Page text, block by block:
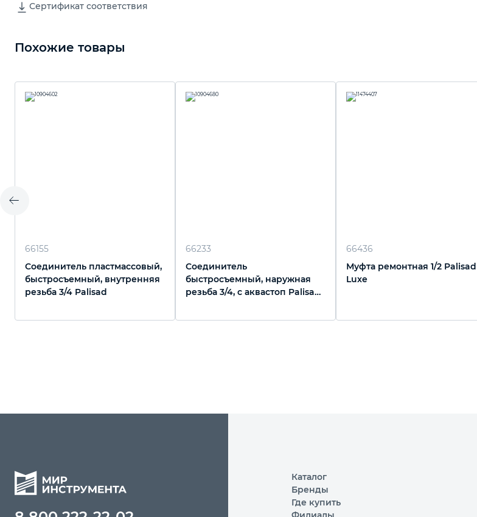
Сертификат соответствия
Похожие товары
66155
Соединитель пластмассовый,
быстросъемный, внутренняя
резьба 3/4 Palisad
66233
Соединитель
быстросъемный, наружная
резьба 3/4, с аквастоп Palisad
66436
Муфта ремонтная 1/2 Palisad
Luxe
Каталог
Бренды
Где купить